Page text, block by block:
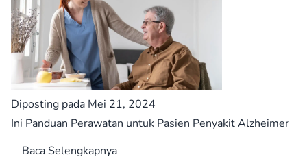
Diposting pada Mei 21, 2024
Ini Panduan Perawatan untuk Pasien Penyakit Alzheimer
Baca Selengkapnya